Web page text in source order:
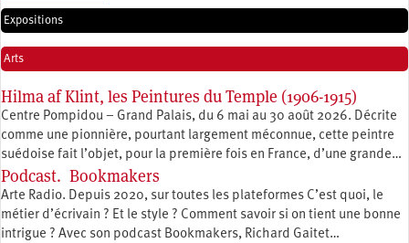
Expositions
Arts
Hilma af Klint, les Peintures du Temple (1906-1915)
Centre Pompidou – Grand Palais, du 6 mai au 30 août 2026. Décrite
comme une pionnière, pourtant largement méconnue, cette peintre
suédoise fait l’objet, pour la première fois en France, d’une grande…
Podcast. Bookmakers
Arte Radio. Depuis 2020, sur toutes les plateformes C’est quoi, le
métier d’écrivain ? Et le style ? Comment savoir si on tient une bonne
intrigue ? Avec son podcast Bookmakers, Richard Gaitet…